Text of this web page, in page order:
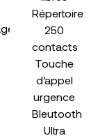
Répertoire
250
contacts
Touche
d’appel
urgence
Bleutooth
Ultra